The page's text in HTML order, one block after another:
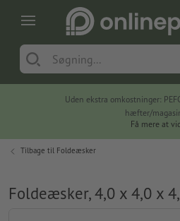
Uden ekstra omkostninger:
hæfter/
Få mere at
Tilbage til Foldeæsker
Foldeæsker, 4,0 x 4,0 x